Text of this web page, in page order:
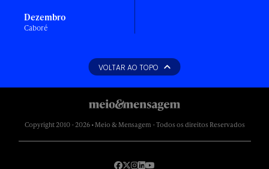
Dezembro
Caboré
VOLTAR AO TOPO
Copyright 2010 - 2026 • Meio & Mensagem - Todos os direitos Reservados